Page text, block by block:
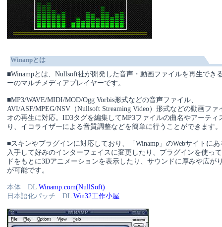
Winanpとは
■Winampとは、Nullsoft社が開発した音声・動画ファイルを再生でき
ーのマルチメディアプレイヤーです。
■MP3/WAVE/MIDI/MOD/Ogg Vorbis形式などの音声ファイル、
AVI/ASF/MPEG/NSV（Nullsoft Streaming Video）形式などの動画ファ
オの再生に対応。ID3タグを編集してMP3ファイルの曲名やアーティ
り、イコライザーによる音質調整などを簡単に行うことができます。
■スキンやプラグインに対応しており、「Winamp」のWebサイトに
入手して好みのインターフェイスに変更したり、プラグインを使っ
ドをもとに3Dアニメーションを表示したり、サウンドに厚みや広が
が可能です。
本体 DL Winamp.com(NullSoft)
日本語化パッチ DL Win32工作小屋